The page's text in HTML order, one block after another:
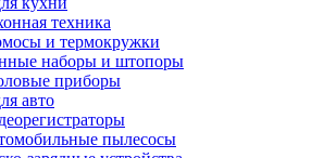
техника
и термокружки
наборы и штопоры
приборы
авто
пылесосы